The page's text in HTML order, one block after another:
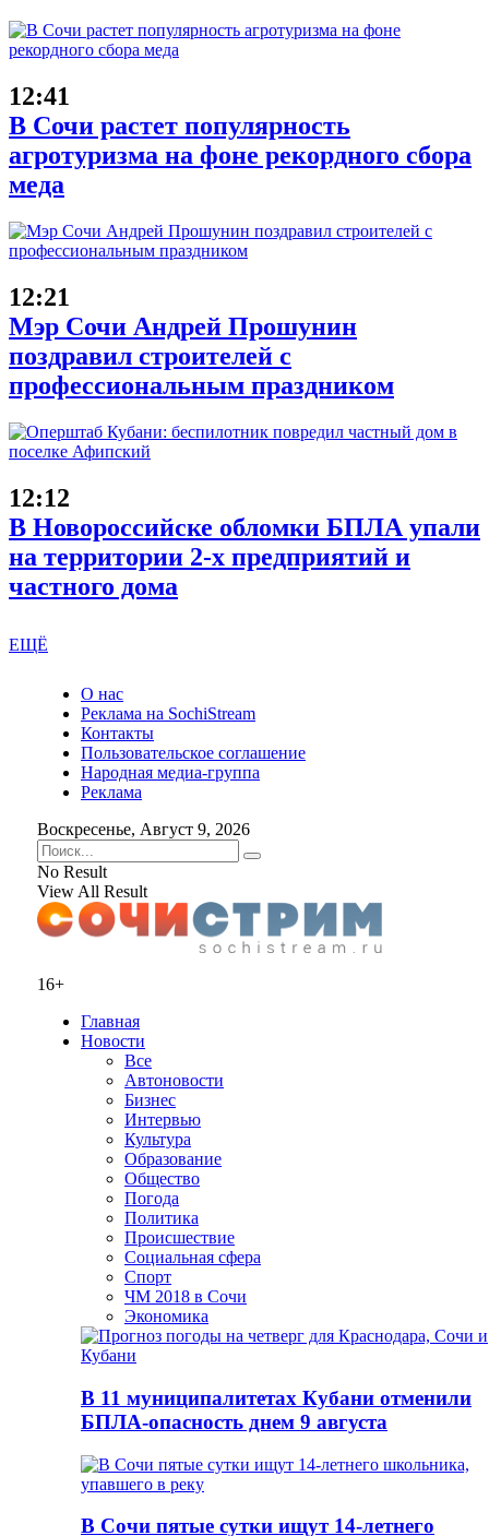
12:41
В Сочи растет популярность
агротуризма на фоне рекордного сбора
меда
12:21
Мэр Сочи Андрей Прошунин
поздравил строителей с
профессиональным праздником
12:12
В Новороссийске обломки БПЛА упали
на территории 2-х предприятий и
частного дома
ЕЩЁ
О нас
Реклама на SochiStream
Контакты
Пользовательское соглашение
Народная медиа-группа
Реклама
Воскресенье, Август 9, 2026
No Result
View All Result
16+
Главная
Новости
Все
Автоновости
Бизнес
Интервью
Культура
Образование
Общество
Погода
Политика
Происшествие
Социальная сфера
Спорт
ЧМ 2018 в Сочи
Экономика
В 11 муниципалитетах Кубани отменили
БПЛА-опасность днем 9 августа
В Сочи пятые сутки ищут 14-летнего